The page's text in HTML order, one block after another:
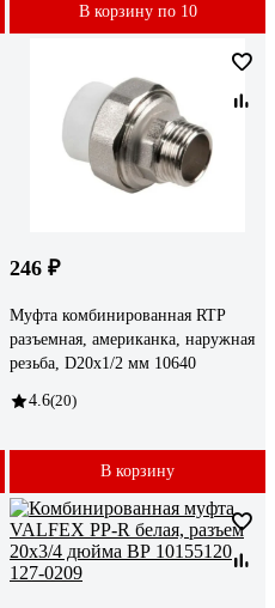
В корзину по 10
246 ₽
Муфта комбинированная RTP
разъемная, американка, наружная
резьба, D20х1/2 мм 10640
4.6(20)
В корзину